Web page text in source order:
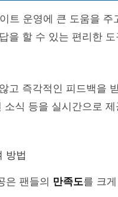
트 운영에 큰 도움을
을 할 수 있는 편리한
고 즉각적인 피드백을
식 등을 실시간으로 제
방법
은 팬들의 만족도를 크